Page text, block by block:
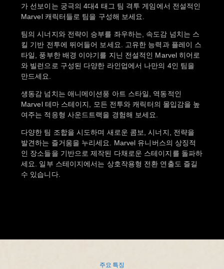
가 선보이는 궁극의 4대4 태그 팀 격투 게임에서 전설적인
Marvel 캐릭터들로 팀을 구성해 보세요.
팀의 시너지와 전략이 승부를 좌우하는, 속도감 넘치는 스
킬 기반 전투에 뛰어들어 보세요. 고유한 능력과 플레이 스
타일, 풍부한 배경 이야기를 지닌 전설적인 Marvel 히어로
와 빌런으로 구성된 다양한 라인업에서 나만의 4인 팀을
만드세요.
생동감 넘치는 애니메이션풍 아트 스타일, 역동적인
Marvel 테마 스테이지, 모든 전투와 캐릭터의 몰입감을 높
여주는 적응형 사운드트랙을 경험해 보세요.
다양한 팀 조합을 시도하며 새로운 콤보, 시너지, 전략을
발견하는 즐거움을 누리세요. Marvel 유니버스의 상징적
인 장소들을 기반으로 제작된 다채로운 스테이지를 돌파하
세요. 일부 스테이지에서는 상호작용형 전환 연출도 즐길
수 있습니다.
주요 특징